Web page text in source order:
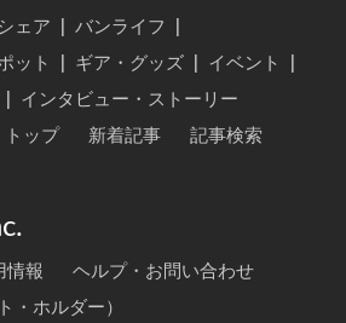
ェア バンライフ
ット
ギア・グッズ イベント
インタビュー・ストーリー
トップ
新着記事
記事検索
情報
ヘルプ・お問い合わせ
・ホルダー）